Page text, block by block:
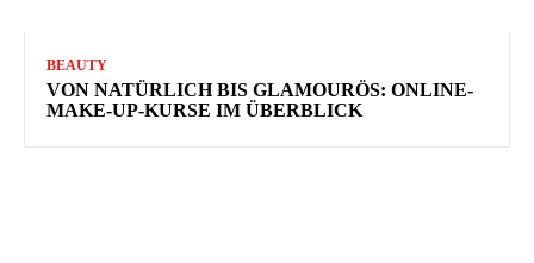
BEAUTY
VON NATÜRLICH BIS GLAMOURÖS: ONLINE-
MAKE-UP-KURSE IM ÜBERBLICK